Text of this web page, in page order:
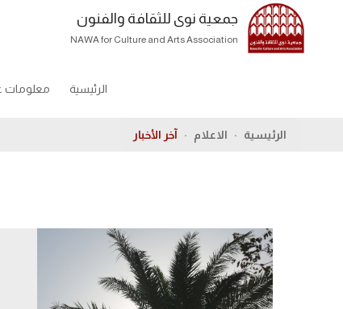
جمعية نوى للثقافة والفنون
NAWA for Culture and Arts Association
الرئيسية معلومات
الرئيسية الاعلام آخر الأخبار